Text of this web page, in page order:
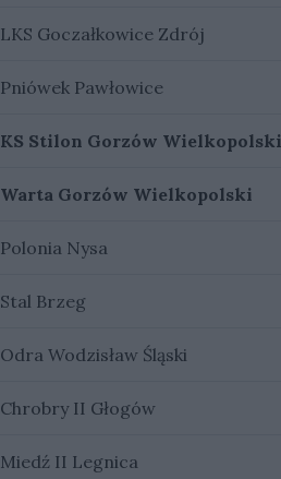
LKS Goczałkowice Zdrój
Pniówek Pawłowice
KS Stilon Gorzów Wielkopolski
Warta Gorzów Wielkopolski
Polonia Nysa
Stal Brzeg
Odra Wodzisław Śląski
Chrobry II Głogów
Miedź II Legnica